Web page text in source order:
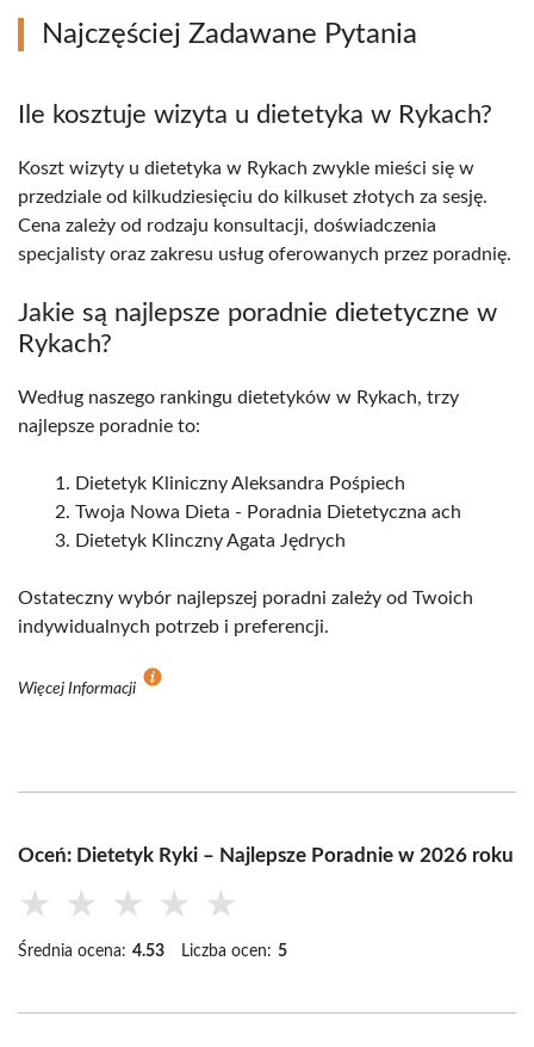
Najczęściej Zadawane Pytania
Ile kosztuje wizyta u dietetyka w Rykach?
Koszt wizyty u dietetyka w Rykach zwykle mieści się w
przedziale od kilkudziesięciu do kilkuset złotych za sesję.
Cena zależy od rodzaju konsultacji, doświadczenia
specjalisty oraz zakresu usług oferowanych przez poradnię.
Jakie są najlepsze poradnie dietetyczne w
Rykach?
Według naszego rankingu dietetyków w Rykach, trzy
najlepsze poradnie to:
Dietetyk Kliniczny Aleksandra Pośpiech
Twoja Nowa Dieta - Poradnia Dietetyczna ach
Dietetyk Klinczny Agata Jędrych
Ostateczny wybór najlepszej poradni zależy od Twoich
indywidualnych potrzeb i preferencji.
Więcej Informacji
Oceń: Dietetyk Ryki – Najlepsze Poradnie w 2026 roku
★ ★ ★ ★ ★
Średnia ocena: 4.53 Liczba ocen: 5